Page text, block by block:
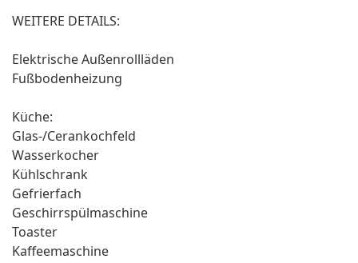
WEITERE DETAILS:
Elektrische Außenrollläden
Fußbodenheizung
Küche:
Glas-/Cerankochfeld
Wasserkocher
Kühlschrank
Gefrierfach
Geschirrspülmaschine
Toaster
Kaffeemaschine